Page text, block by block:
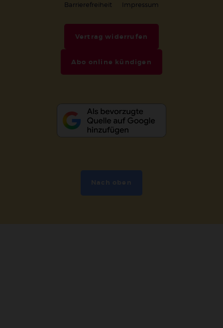
Barrierefreiheit Impressum
Vertrag widerrufen
Abo online kündigen